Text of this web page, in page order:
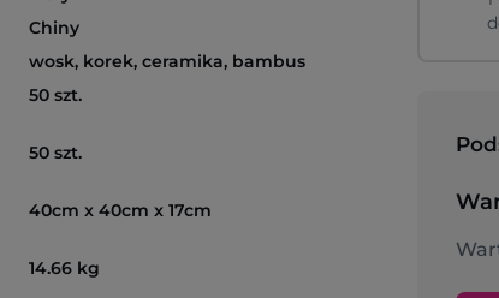
Chiny
wosk, korek, ceramika, bambus
50 szt.
50 szt.
40cm x 40cm x 17cm
14.66 kg